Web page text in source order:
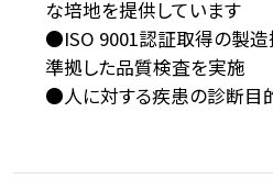
な培地を提供しています
●ISO 9001認証取得の製造
準拠した品質検査を実施
●人に対する疾患の診断目